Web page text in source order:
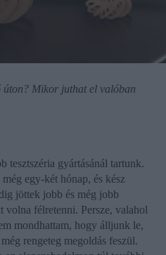
úton? Mikor juthat el valóban
tesztszéria gyártásánál tartunk.
egy-két hónap, és kész
jöttek jobb és még jobb
volna félretenni. Persze, valahol
mondhattam, hogy álljunk le,
rengeteg megoldás feszül.